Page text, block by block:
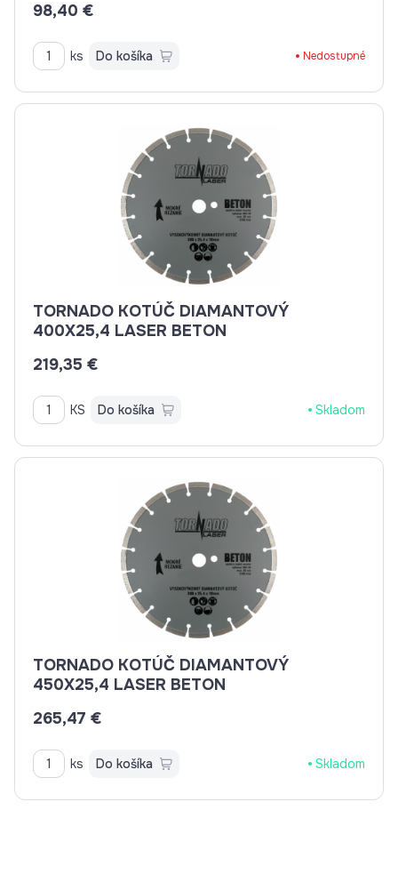
98,40 €
ks Do košíka Nedostupné
TORNADO KOTÚČ DIAMANTOVÝ
400X25,4 LASER BETON
219,35 €
KS Do košíka Skladom
TORNADO KOTÚČ DIAMANTOVÝ
450X25,4 LASER BETON
265,47 €
ks Do košíka Skladom